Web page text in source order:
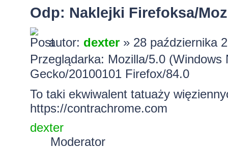
Odp: Naklejki Firefoksa/
autor: dexter» 28 października
Przeglądarka: Mozilla/5.0
Gecko/20100101 Firefox/84.0
To taki ekwiwalent tatuaży
https://contrachrome.com
dexter
Moderator